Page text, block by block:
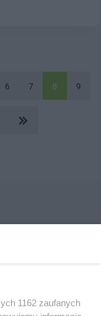
6 7 8 9
Informacyjny Miasta
1162 zaufanych